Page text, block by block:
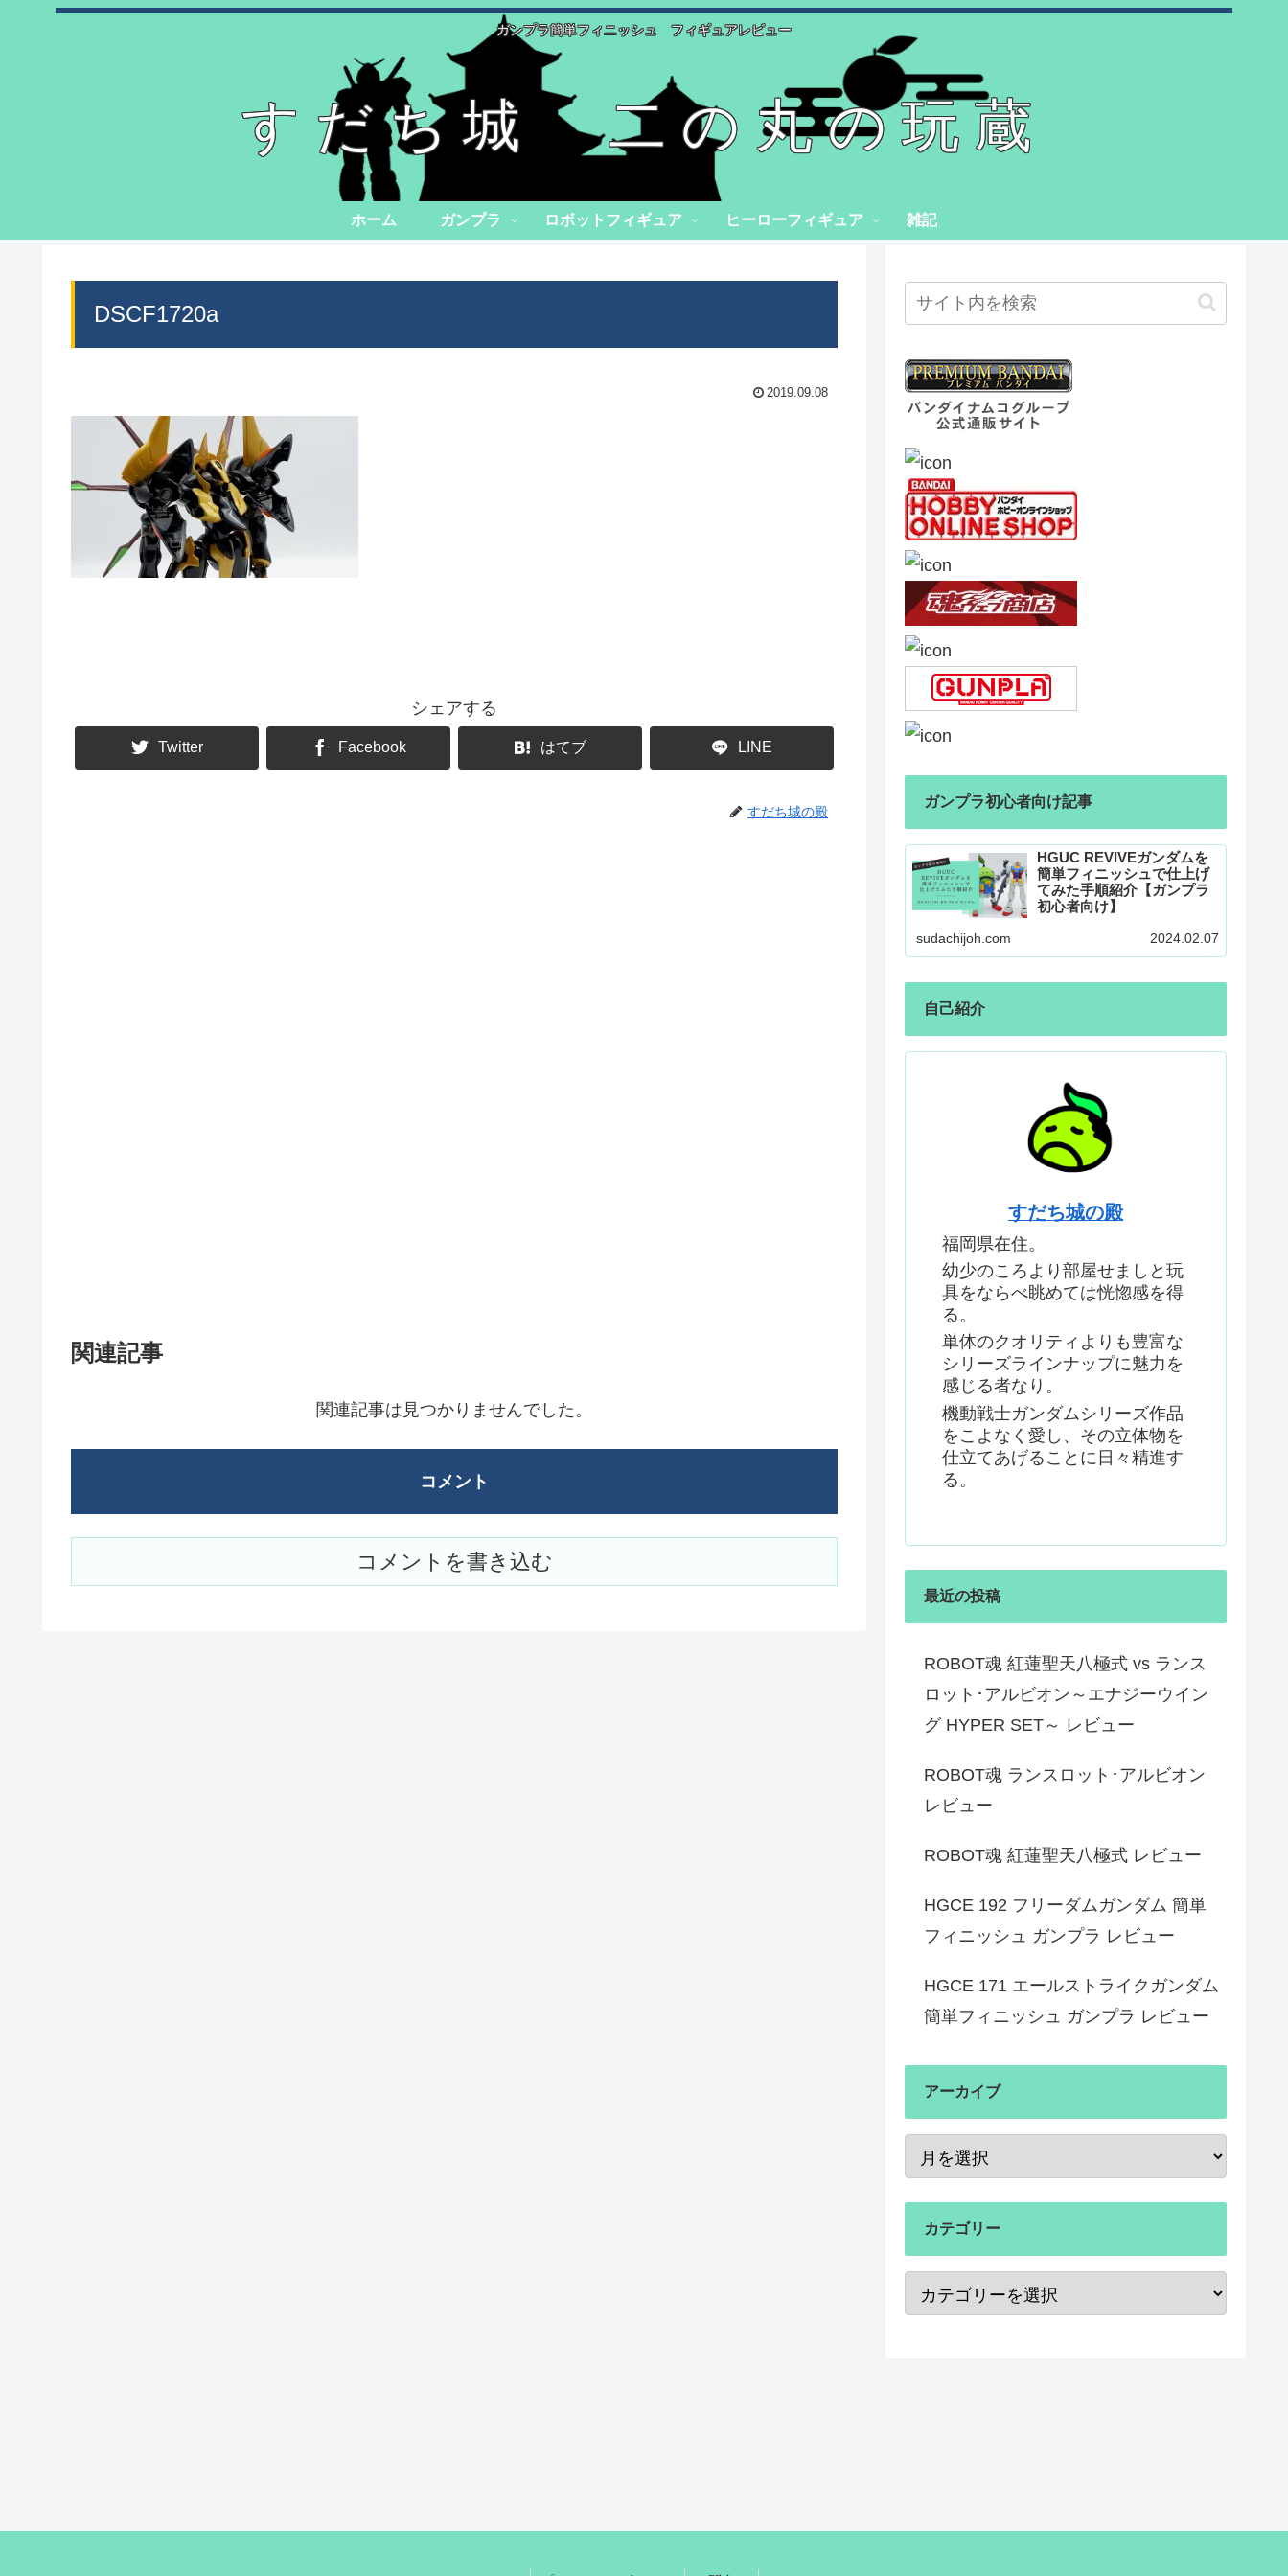
ガンプラ簡単フィニッシュ フィギュアレビュー
すだち城 二の丸の玩蔵
ホーム ガンプラ ロボットフィギュア ヒーローフィギュア 雑記
DSCF1720a
2019.09.08
シェアする
Twitter Facebook はてブ LINE
すだち城の殿
関連記事
関連記事は見つかりませんでした。
コメント
コメントを書き込む
ガンプラ初心者向け記事
HGUC REVIVEガンダムを
簡単フィニッシュで仕上げ
てみた手順紹介【ガンプラ
初心者向け】
sudachijoh.com 2024.02.07
自己紹介
すだち城の殿
福岡県在住。
幼少のころより部屋せましと玩
具をならべ眺めては恍惚感を得
る。
単体のクオリティよりも豊富な
シリーズラインナップに魅力を
感じる者なり。
機動戦士ガンダムシリーズ作品
をこよなく愛し、その立体物を
仕立てあげることに日々精進す
る。
最近の投稿
ROBOT魂 紅蓮聖天八極式 vs ランス
ロット･アルビオン～エナジーウイン
グ HYPER SET～ レビュー
ROBOT魂 ランスロット･アルビオン
レビュー
ROBOT魂 紅蓮聖天八極式 レビュー
HGCE 192 フリーダムガンダム 簡単
フィニッシュ ガンプラ レビュー
HGCE 171 エールストライクガンダム
簡単フィニッシュ ガンプラ レビュー
アーカイブ
カテゴリー